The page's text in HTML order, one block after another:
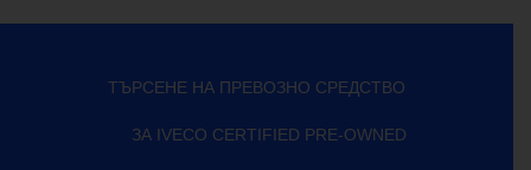
ТЪРСЕНЕ НА ПРЕВОЗНО СРЕДСТВО
ЗА IVECO CERTIFIED PRE-OWNED